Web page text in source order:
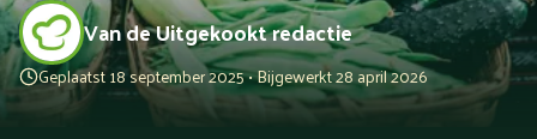
Van de Uitgekookt redactie
Geplaatst 18 september 2025 • Bijgewerkt 28 april 2026